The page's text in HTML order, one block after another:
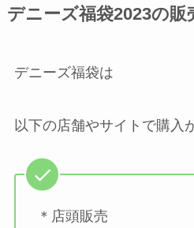
デニーズ福袋2023の販
デニーズ福袋は
以下の店舗やサイトで購入
＊店頭販売